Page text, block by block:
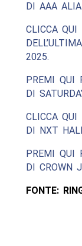
DI AAA
CLICCA QUI
2025.
PREMI QUI
DI
CLICCA QUI
DI NXT
PREMI QUI
DI CROWN
FONTE: